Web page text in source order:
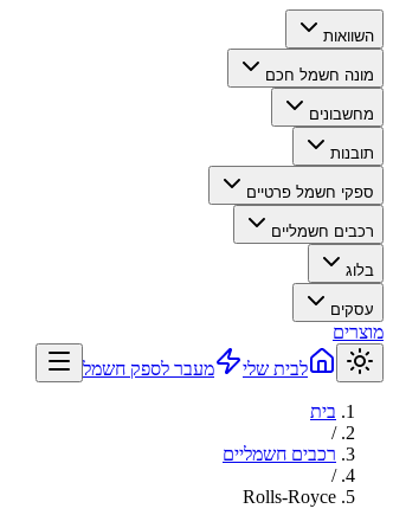
השוואות
מונה חשמל חכם
מחשבונים
תובנות
ספקי חשמל פרטיים
רכבים חשמליים
בלוג
עסקים
מוצרים
לבית שלי
מעבר לספק חשמל
בית
/
רכבים חשמליים
/
Rolls-Royce